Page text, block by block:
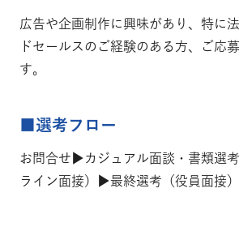
広告や企画制作に興味があり、特に
ドセールスのご経験のある方、ご応
す。
■選考フロー
お問合せ▶カジュアル面談・書類選
ライン面接）▶最終選考（役員面接）